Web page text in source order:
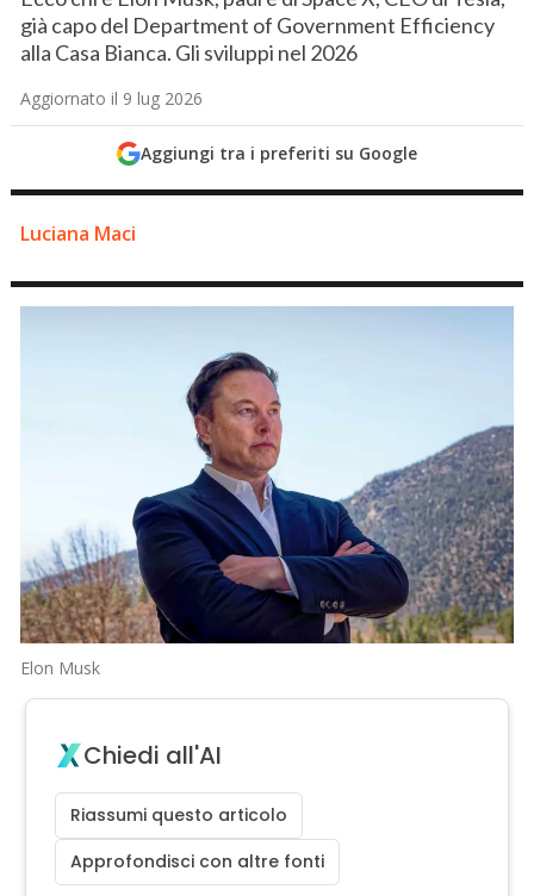
già capo del Department of Government Efficiency
alla Casa Bianca. Gli sviluppi nel 2026
Aggiornato il 9 lug 2026
Aggiungi tra i preferiti su Google
Luciana Maci
Elon Musk
Chiedi all'AI
Riassumi questo articolo
Approfondisci con altre fonti